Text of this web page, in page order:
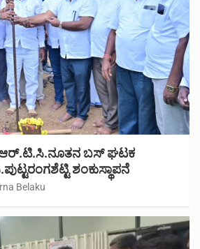
ಬಸ್ ಘಟಕ
ಶಂಕುಸ್ಥಾಪನೆ
Belaku